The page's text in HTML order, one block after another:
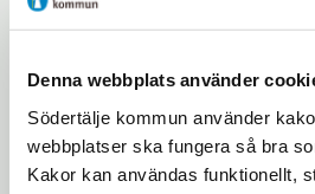
Denna webbplats använder
Södertälje kommun använder
webbplatser ska fungera så bra
Kakor kan användas funktionellt,
artdatabanken på Statens
som finns vid berget.
Representanter för media